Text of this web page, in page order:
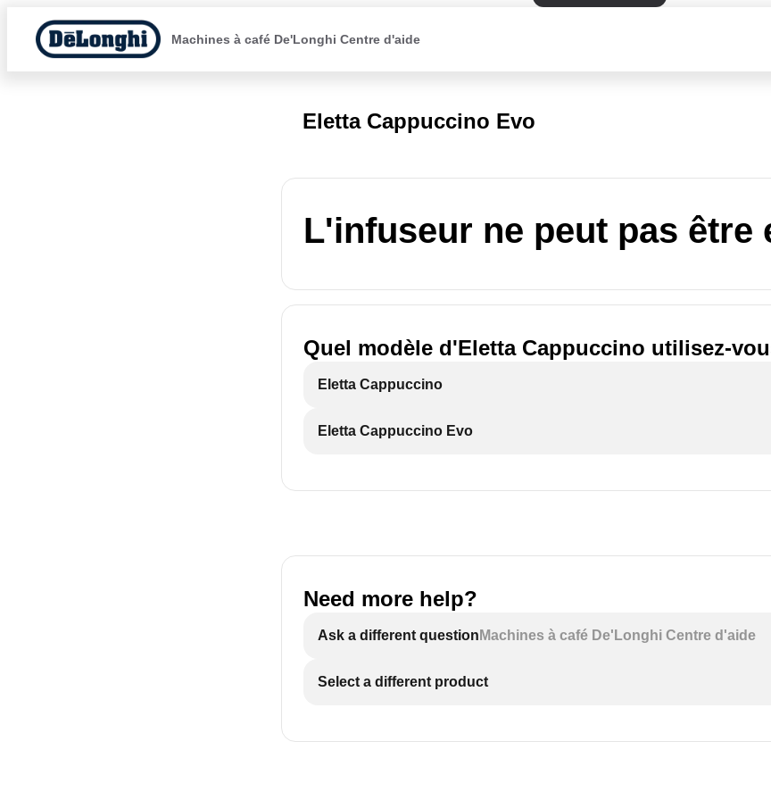
Machines à café De'Longhi Centre d'aide
Eletta Cappuccino Evo
L'infuseur ne peut pas être
Quel modèle d'Eletta Cappuccino utilisez-
Eletta Cappuccino
Eletta Cappuccino Evo
Need more help?
Ask a different question Machines à café De'Longhi Centre d'aide
Select a different product